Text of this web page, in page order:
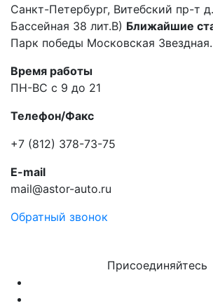
Санкт-Петербург, Витебский пр-т
Бассейная 38 лит.В) Ближайшие
Парк победы Московская Звездная.
Время работы
ПН-ВС с 9 до 21
Телефон/Факс
+7 (812) 378-73-75
E-mail
mail@astor-auto.ru
Обратный звонок
Присоединяйтесь